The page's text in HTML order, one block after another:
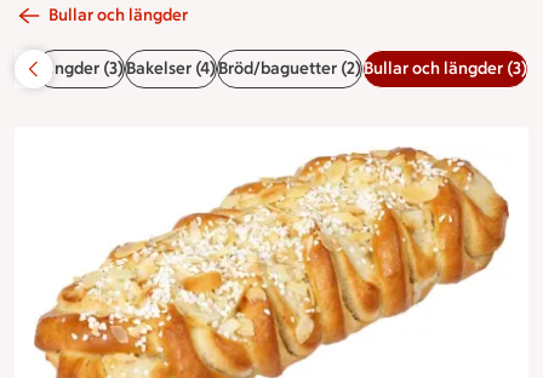
Bullar och längder
(15)Längder (3)Bakelser (4)Bröd/baguetter (2)Bullar och längder (3)